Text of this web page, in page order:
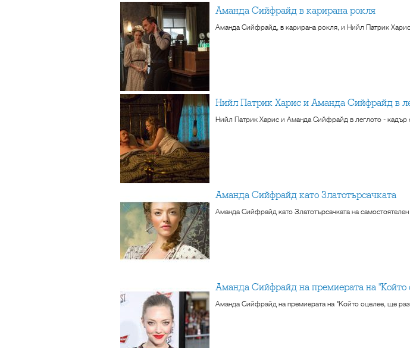
Аманда Сийфрайд в карирана рокля
Аманда Сийфрайд, в карирана рокля, и Нийл Патрик
Нийл Патрик Харис и Аманда Сийфрайд в
Нийл Патрик Харис и Аманда Сийфрайд в леглото - кадър
Аманда Сийфрайд като Златотърсачката
Аманда Сийфрайд като Златотърсачката на
Аманда Сийфрайд на премиерата на "Който
Аманда Сийфрайд на премиерата на "Който оцелее, ще